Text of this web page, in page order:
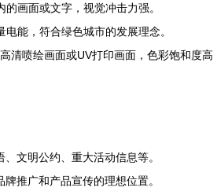
画面或文字，视觉冲击力强。
能，符合绿色城市的发展理念。
清喷绘画面或UV打印画面，色彩饱和度
文明公约、重大活动信息等。
推广和产品宣传的理想位置。